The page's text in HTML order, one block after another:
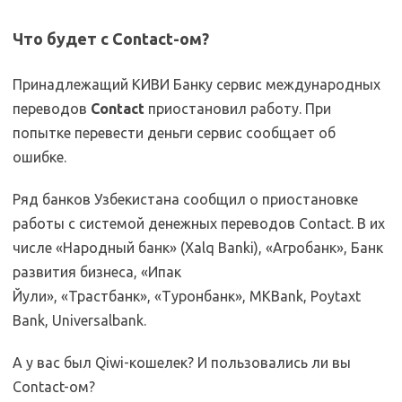
Что будет с Contact-ом?
Принадлежащий КИВИ Банку сервис международных
переводов Contact приостановил работу. При
попытке перевести деньги сервис сообщает об
ошибке.
Ряд банков Узбекистана сообщил о приостановке
работы с системой денежных переводов Contact. В их
числе «Народный банк» (Xalq Banki), «Агробанк», Банк
развития бизнеса, «Ипак
Йули», «Трастбанк», «Туронбанк», MKBank, Poytaxt
Bank, Universalbank.
А у вас был Qiwi-кошелек? И пользовались ли вы
Contact-ом?